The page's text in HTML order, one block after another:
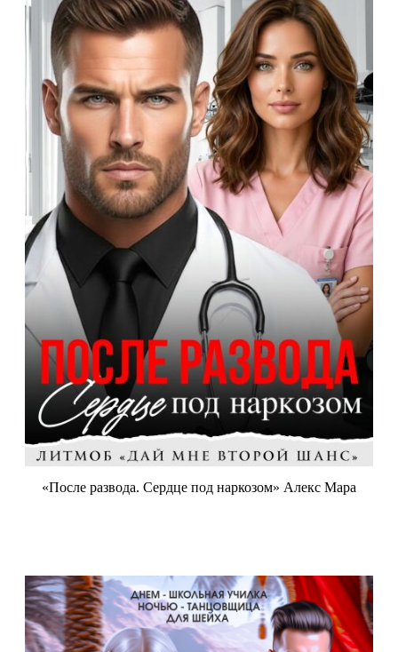
«После развода. Сердце под наркозом» Алекс Мара